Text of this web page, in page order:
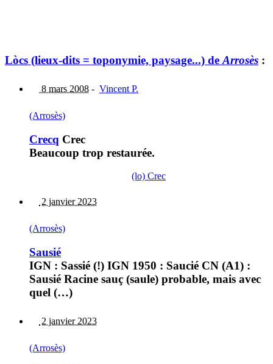
Lòcs (lieux-dits = toponymie, paysage...) de Arrosès :
8 mars 2008 - Vincent P.
(Arrosès)
Crecq Crec
Beaucoup trop restaurée.
(lo) Crec
2 janvier 2023
(Arrosès)
Sausié
IGN : Sassié (!) IGN 1950 : Saucié CN (A1) :
Sausié Racine sauç (saule) probable, mais avec
quel (…)
2 janvier 2023
(Arrosès)